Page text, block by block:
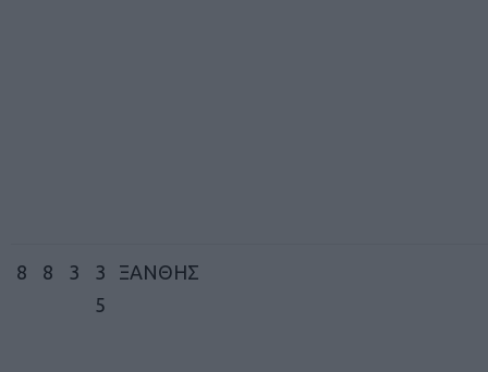
8 8 3
3
5
ΞΑΝΘΗΣ